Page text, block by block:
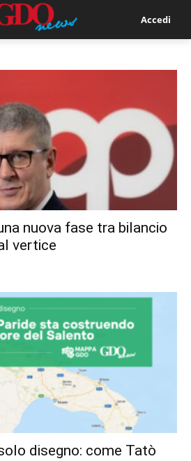
Accedi
nuova fase tra bilancio
vertice
disegno: come Tatò